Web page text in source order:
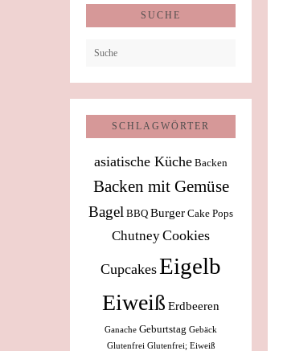
SUCHE
SCHLAGWÖRTER
asiatische Küche Backen
Backen mit Gemüse
Bagel BBQ Burger Cake Pops
ChutneyCookies
CupcakesEigelb
Eiweiß Erdbeeren
Ganache Geburtstag Gebäck
Glutenfrei Glutenfrei; Eiweiß